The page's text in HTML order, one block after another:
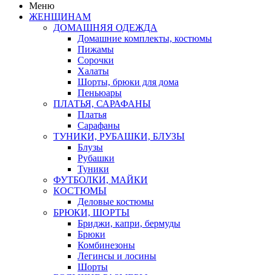
Меню
ЖЕНЩИНАМ
ДОМАШНЯЯ ОДЕЖДА
Домашние комплекты, костюмы
Пижамы
Сорочки
Халаты
Шорты, брюки для дома
Пеньюары
ПЛАТЬЯ, САРАФАНЫ
Платья
Сарафаны
ТУНИКИ, РУБАШКИ, БЛУЗЫ
Блузы
Рубашки
Туники
ФУТБОЛКИ, МАЙКИ
КОСТЮМЫ
Деловые костюмы
БРЮКИ, ШОРТЫ
Бриджи, капри, бермуды
Брюки
Комбинезоны
Легинсы и лосины
Шорты